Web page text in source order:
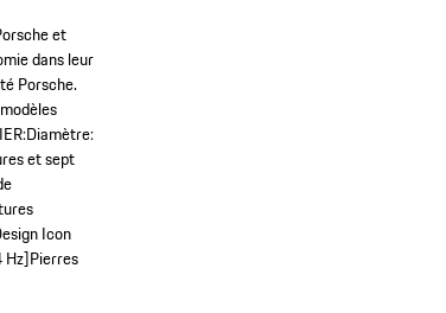
et
dans leur
Porsche.
et sept
Icon
Hz]Pierres